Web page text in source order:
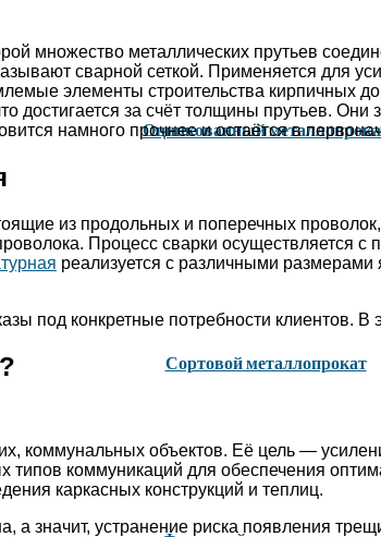
Оцинкованный
Сортовой металлопрокат
множество металлических прутьев
сварной сеткой. Применяется для
элементы строительства кирпичных
достигается за счёт толщины прутьев.
намного прочнее и остаётся в
из продольных и поперечных
Процесс сварки осуществляется
реализуется с различными
под конкретные потребности клиентов.
коммунальных объектов. Её цель —
типов коммуникаций для обеспечения
каркасных конструкций и теплиц.
значит, устранение риска появления